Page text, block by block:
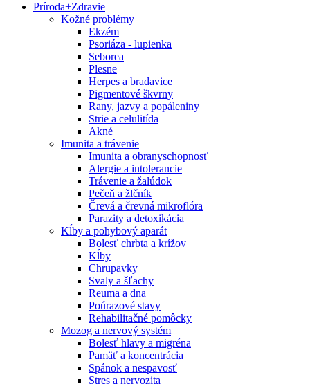
Príroda+Zdravie
Kožné problémy
Ekzém
Psoriáza - lupienka
Seborea
Plesne
Herpes a bradavice
Pigmentové škvrny
Rany, jazvy a popáleniny
Strie a celulitída
Akné
Imunita a trávenie
Imunita a obranyschopnosť
Alergie a intolerancie
Trávenie a žalúdok
Pečeň a žlčník
Črevá a črevná mikroflóra
Parazity a detoxikácia
Kĺby a pohybový aparát
Bolesť chrbta a krížov
Kĺby
Chrupavky
Svaly a šľachy
Reuma a dna
Poúrazové stavy
Rehabilitačné pomôcky
Mozog a nervový systém
Bolesť hlavy a migréna
Pamäť a koncentrácia
Spánok a nespavosť
Stres a nervozita